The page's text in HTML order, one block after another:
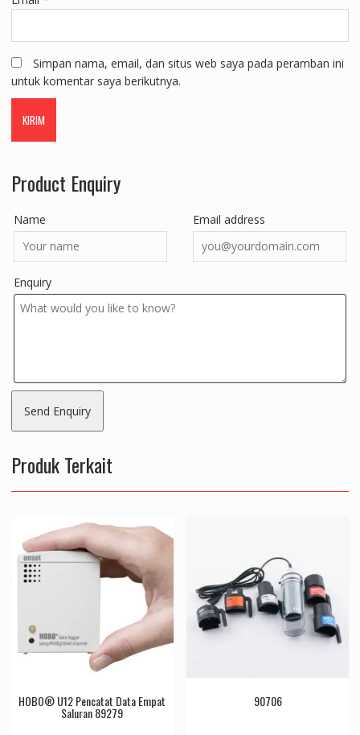
Simpan nama, email, dan situs web saya pada peramban ini
untuk komentar saya berikutnya.
Product Enquiry
Name Email address
Enquiry
Produk Terkait
HOBO® U12 Pencatat Data Empat
Saluran 89279
90706